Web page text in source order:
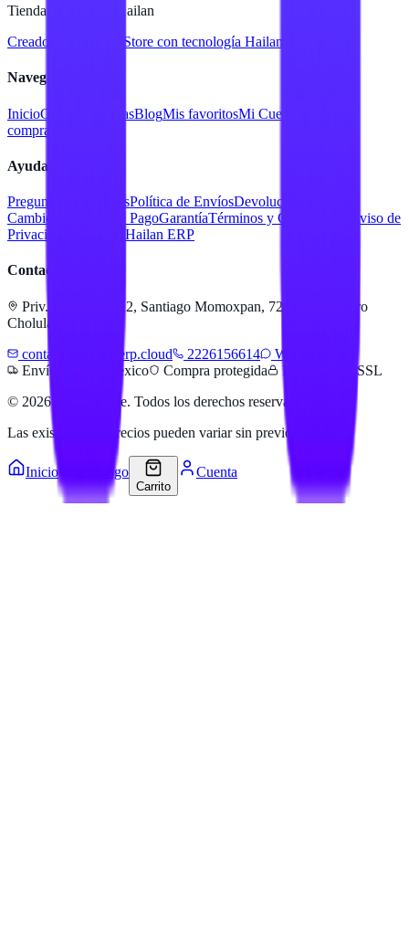
Tienda en línea de Hailan
Creado para
Hailan Store con tecnología Hailan ERP
Navegación
InicioCatálogo MarcasBlogMis favoritosMi Cuenta
compra
Ayuda
Preguntas FrecuentesPolítica de EnvíosDevoluciones y
Cambios
Métodos de PagoGarantíaTérminos y Condiciones
Aviso de
Privacidad
Servicios Hailan ERP
Contacto
Priv. Alejandra 512, Santiago Momoxpan, 72775 San Pedro
Cholula, Pue.
contacto@hailanerp.cloud
2226156614
WhatsApp
Envíos a todo México
Compra protegida
Pago seguro SSL
© 2026 Hailan Store. Todos los derechos reservados.
Las existencias y precios pueden variar sin previo aviso.
Inicio Catálogo
Carrito
Cuenta